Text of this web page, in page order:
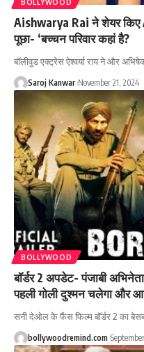
BOLLYWOOD
Aishwarya Rai ने शेयर किए
पूछा- ‘बच्चन परिवार कहां है?
बॉलीवुड एक्ट्रेस ऐश्वर्या राय ने और
Saroj Kanwar November 21, 2024
BOLLYWOOD
बॉर्डर 2 अपडेट- पंजाबी
पहली गोली दुश्मन चलेगा और
सनी देओल के फैंस फिल्म बॉर्डर 2 का
bollywoodremind.com